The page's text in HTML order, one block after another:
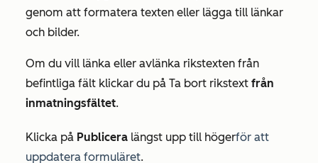
genom att formatera texten eller lägga till länkar
och bilder.
Om du vill länka eller avlänka rikstexten från
befintliga fält klickar du på Ta bort rikstext från
inmatningsfältet.
Klicka på Publicera längst upp till högerför att
uppdatera formuläret.